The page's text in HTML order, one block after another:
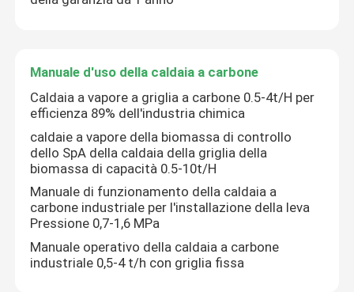
Manuale d'uso della caldaia a carbone
Caldaia a vapore a griglia a carbone 0.5-4t/H per
efficienza 89% dell'industria chimica
caldaie a vapore della biomassa di controllo
dello SpA della caldaia della griglia della
biomassa di capacità 0.5-10t/H
Manuale di funzionamento della caldaia a
carbone industriale per l'installazione della leva
Pressione 0,7-1,6 MPa
Manuale operativo della caldaia a carbone
industriale 0,5-4 t/h con griglia fissa